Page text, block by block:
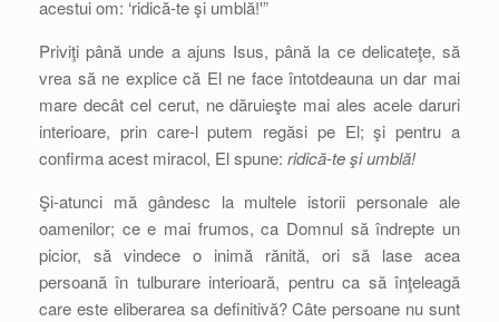
acestui om: ‘ridică-te şi umblă!'”
Priviţi până unde a ajuns Isus, până la ce delicateţe, să
vrea să ne explice că El ne face întotdeauna un dar mai
mare decât cel cerut, ne dăruieşte mai ales acele daruri
interioare, prin care-l putem regăsi pe El; şi pentru a
confirma acest miracol, El spune: ridică-te şi umblă!
Şi-atunci mă gândesc la multele istorii personale ale
oamenilor; ce e mai frumos, ca Domnul să îndrepte un
picior, să vindece o inimă rănită, ori să lase acea
persoană în tulburare interioară, pentru ca să înţeleagă
care este eliberarea sa definitivă? Câte persoane nu sunt